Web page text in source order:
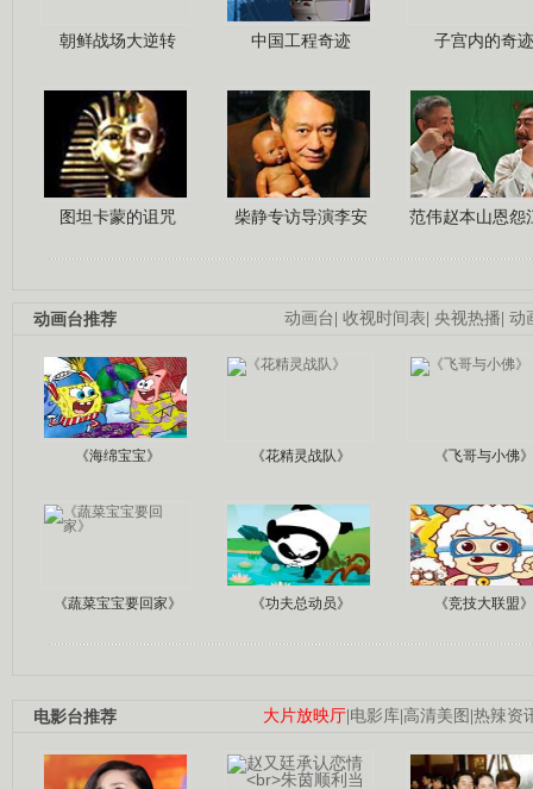
朝鲜战场大逆转 中国工程奇迹 子宫内的奇迹
图坦卡蒙的诅咒 柴静专访导演李安 范伟赵本山恩怨
动画台| 收视时间表| 央视热播| 动
动画台推荐
《海绵宝宝》 《花精灵战队》 《飞哥与小佛》
《蔬菜宝宝要回家》 《功夫总动员》 《竞技大联盟》
大片放映厅|电影库|高清美图 |热辣资
电影台推荐